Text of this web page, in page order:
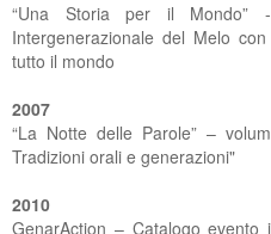
“Una Storia per il
Intergenerazionale del Melo
tutto il mondo
2007
“La Notte delle Parole” –
Tradizioni orali e generazioni"
2010
GenarAction – Catalogo